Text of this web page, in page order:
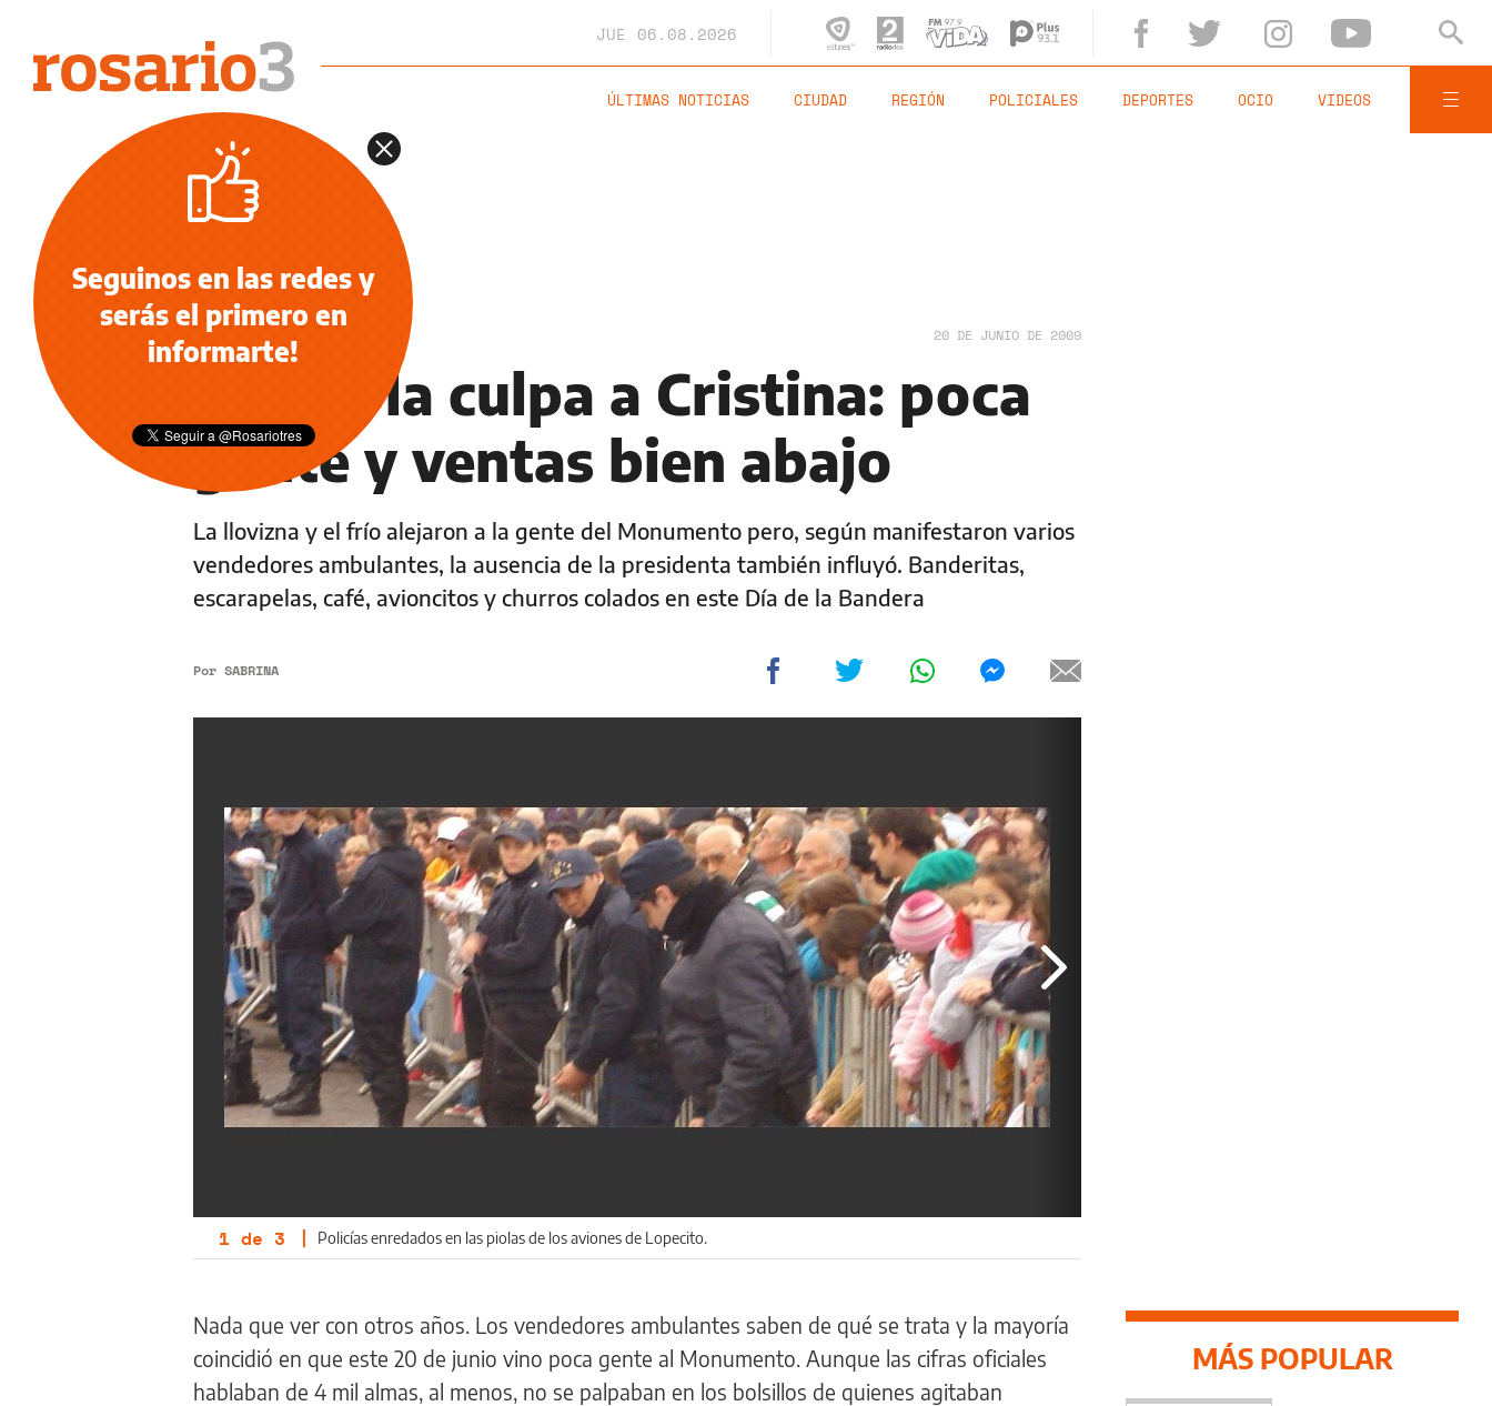
JUE 06.08.2026
ÚLTIMAS NOTICIAS CIUDAD REGIÓN POLICIALES DEPORTES OCIO VIDEOS
NOTICIAS 20 DE JUNIO DE 2009
Échale la culpa a Cristina: poca
gente y ventas bien abajo
La llovizna y el frío alejaron a la gente del Monumento pero, según manifestaron varios
vendedores ambulantes, la ausencia de la presidenta también influyó. Banderitas,
escarapelas, café, avioncitos y churros colados en este Día de la Bandera
Por SABRINA
1 de 3 | Policías enredados en las piolas de los aviones de Lopecito.
Nada que ver con otros años. Los vendedores ambulantes saben de qué se trata y la mayoría
coincidió en que este 20 de junio vino poca gente al Monumento. Aunque las cifras oficiales
hablaban de 4 mil almas, al menos, no se palpaban en los bolsillos de quienes agitaban
MÁS POPULAR
Seguinos en las redes y
serás el primero en
informarte!